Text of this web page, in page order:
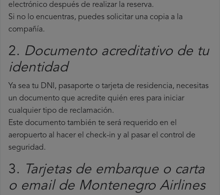
electrónico después de realizar la reserva.
Si no lo encuentras, puedes solicitar una copia a la
compañía.
2. Documento acreditativo de tu
identidad
Ya sea tu DNI, pasaporte o tarjeta de residencia, necesitas
un documento que acredite quién eres para iniciar
cualquier tipo de reclamación.
Este documento también te será requerido en el
aeropuerto al hacer el check-in y al pasar el control de
seguridad.
3.
Tarjetas de embarque o carta
o email de Montenegro Airlines